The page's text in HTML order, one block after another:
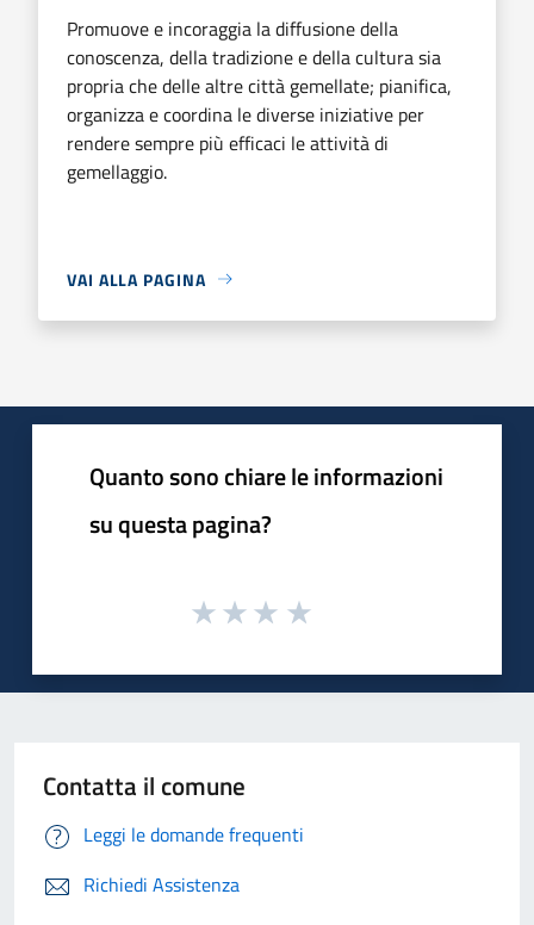
Promuove e incoraggia la diffusione della
conoscenza, della tradizione e della cultura sia
propria che delle altre città gemellate; pianifica,
organizza e coordina le diverse iniziative per
rendere sempre più efficaci le attività di
gemellaggio.
VAI ALLA PAGINA
Quanto sono chiare le informazioni
su questa pagina?
Contatta il comune
Leggi le domande frequenti
Richiedi Assistenza